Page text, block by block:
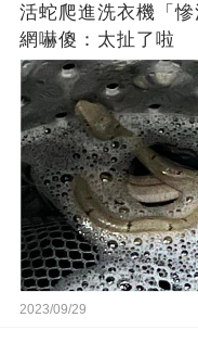
活蛇爬進洗衣機「
網嚇傻：太扯了啦
2023/09/29